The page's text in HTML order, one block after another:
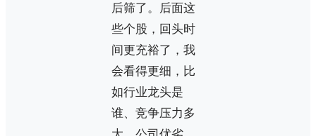
后筛了。后面这
些个股，回头时
间更充裕了，我
会看得更细，比
如行业龙头是
谁、竞争压力多